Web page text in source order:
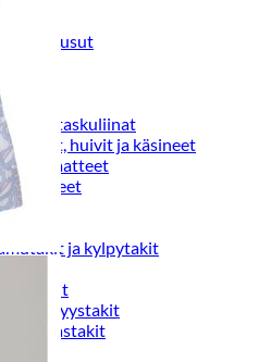
ja taskuliinat
huivit ja käsineet
alusvaatteet
ja kylpytakit
ja syystakit